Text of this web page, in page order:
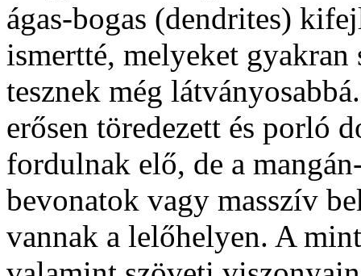
ágas-bogas (dendrites)
ismertté, melyeket gyakran
tesznek még
erősen töredezett és porló
fordulnak elő, de a
bevonatok vagy masszív
vannak a lelő­he­lyen. A